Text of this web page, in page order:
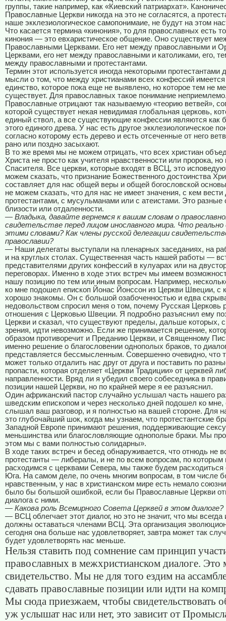
группы, такие например, как «Киевский патриархат».
Православные Церкви никогда на это не согласятся, а
наше экклезиологическое самопонимаие, не будут на этом
Что касается термина «кинония», то для православных есть
кинония — это евхаристическое общение. Оно существует
Православными Церквами. Его нет между православными и
Церквами, его нет между православными и католиками, его,
между православными и протестантами.
Термин этот используется иногда некоторыми протестантами
мысли о том, что между христианами всех конфессий
единство, которое пока еще не выявлено, но которое тем не
существует. Для православных такое понимание
Православные отрицают так называемую «теорию ветвей»,
которой существует некая невидимая глобальная церковь,
единый ствол, а все существующие конфессии являются как
этого единого древа. У нас есть другое экклезиологическое
согласно которому есть дерево и есть отсеченные от него
рано или поздно засыхают.
В то же время мы не можем отрицать, что всех христиан
Христа не просто как учителя нравственности или пророка, но
Спасителя. Все церкви, которые входят в ВСЦ, это
можем сказать, что признание Божественного достоинства
составляет для нас общей веры и общей богословской
не можем сказать, что для нас не имеет значения, с кем
протестантами, с мусульманами или с атеистами. Это разные
близости или отдаленности.
— Владыка, давайте вернемся к вашим словам о
свидетельстве перед лицом инославного мира. Что
этими словами? Как члены русской делегации
православии?
— Наши делегаты выступали на пленарных заседаниях, на
и на круглых столах. Существенная часть нашей работы —
представителями других конфессий в кулуарах или на
переговорах. Именно в ходе этих встреч мы имеем
нашу позицию по тем или иным вопросам. Например,
ко мне подошел епископ Йонас Йонссон из Церкви Швеции, с
хорошо знакомы. Он с большой озабоченностью и едва
недовольством спросил меня о том, почему Русская Церковь
отношения с Церковью Швеции. Я подробно разъяснил ему
Церкви и сказал, что существуют пределы, дальше которых,
зрения, идти невозможно. Если же принимается решение,
образом противоречит и Преданию Церкви, и Священному
именно решение о благословении однополых браков, то
представляется бессмысленным. Совершенно очевидно, что
может только отдалить нас друг от друга и поставить по
пропасти, которая отделяет «Церкви Традиции» от церквей
направленности. Вряд ли я убедил своего собеседника в
позиции нашей Церкви, но по крайней мере я ее разъяснил.
Один африканский пастор случайно услышал часть нашего
шведским епископом и через несколько дней подошел ко мне,
слышал ваш разговор, и я полностью на вашей стороне. Для
это глубочайший шок, когда мы узнаем, что протестантские
Западной Европе принимают решения, поддерживающие
меньшинства или благословляющие однополые браки. Мы
этом мы с вами полностью солидарны».
В ходе таких встреч и бесед обнаруживается, что отнюдь не
протестанты — либералы, и не по всем вопросам, по
расходимся с церквами Севера, мы также будем расходиться
Юга. На самом деле, по очень многим вопросам, в том числе
нравственным, у нас в христианском мире есть немало
было бы большой ошибкой, если бы Православные Церкви
диалога с ними.
— Какова роль Всемирного Совета Церквей в этом диалоге?
— ВСЦ облегчает этот диалог, но это не значит, что мы всегда
должны оставаться членами ВСЦ. Эта организация
сегодня она больше нас удовлетворяет, завтра может так
будет удовлетворять нас меньше.
Нельзя ставить под сомнение сам принцип
православных в межхристианском диалоге. Это
свидетельство. Мы не для того ездим на
сдавать православные позиции или идти на
Мы сюда приезжаем, чтобы свидетельствовать
уж услышат нас или нет, это зависит от